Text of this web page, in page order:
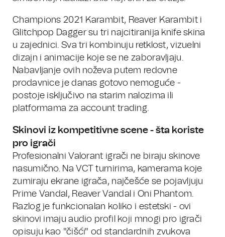
Champions 2021 Karambit, Reaver Karambit i
Glitchpop Dagger su tri najcitiranija knife skina
u zajednici. Sva tri kombinuju retklost, vizuelni
dizajn i animacije koje se ne zaboravljaju.
Nabavljanje ovih noževa putem redovne
prodavnice je danas gotovo nemoguće -
postoje isključivo na starim nalozima ili
platformama za account trading.
Skinovi iz kompetitivne scene - šta koriste
pro igrači
Profesionalni Valorant igrači ne biraju skinove
nasumično. Na VCT turnirima, kamerama koje
zumiraju ekrane igrača, najčešće se pojavljuju
Prime Vandal, Reaver Vandal i Oni Phantom.
Razlog je funkcionalan koliko i estetski - ovi
skinovi imaju audio profil koji mnogi pro igrači
opisuju kao "čišći" od standardnih zvukova